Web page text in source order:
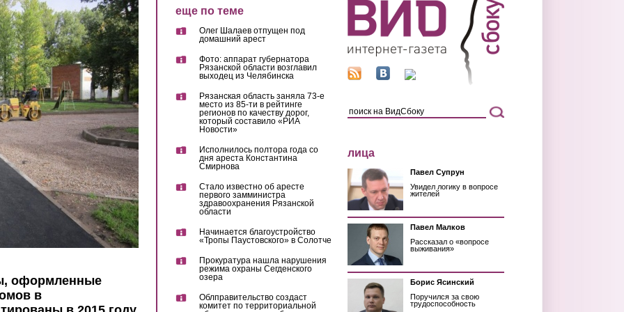
оформленные
в
еще по теме
Олег Шалаев отпущен под
домашний арест
Фото: аппарат губернатора
Рязанской области возглавил
выходец из Челябинска
Рязанская область заняла 73-е
место из 85-ти в рейтинге
регионов по качеству дорог,
который составило «РИА
Новости»
Исполнилось полтора года со
дня ареста Константина
Смирнова
Стало известно об аресте
первого замминистра
здравоохранения Рязанской
области
Начинается благоустройство
«Тропы Паустовского» в Солотче
Прокуратура нашла нарушения
режима охраны Сегденского
озера
Облправительство создаст
комитет по территориальной
лица
Павел Супрун
Увидел логику в вопросе
жителей
Павел Малков
Рассказал о «вопросе
выживания»
Борис Ясинский
Поручился за свою
трудоспособность